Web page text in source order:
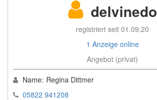
delvinedo
registriert seit 01.09.20
1 Anzeige online
Angebot (privat)
Name: Regina Dittmer
05822 941208